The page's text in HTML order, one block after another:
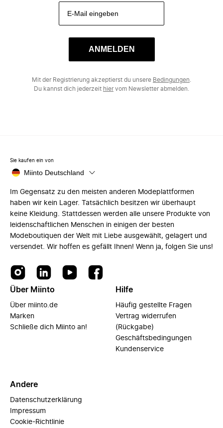
ANMELDEN
Mit der Registrierung akzeptierst du unsere Bedingungen
Du kannst dich jederzeit hiervom Newsletter abmelden.
Sie kaufen ein von
Miinto Deutschland
Im Gegensatz zu den meisten anderen Modeplattformen
haben wir kein Lager. Tatsächlich besitzen wir überhaupt
keine Kleidung. Stattdessen werden alle unsere Produkte von
leidenschaftlichen Menschen in einigen der besten
Modeboutiquen der Welt mit Liebe ausgewählt, gelagert und
versendet. Wir hoffen es gefällt Ihnen! Wenn ja, folgen Sie uns!
Über Miinto
Über miinto.de
Marken
Schließe dich Miinto an!
Hilfe
Häufig gestellte Fragen
Vertrag widerrufen
(Rückgabe)
Geschäftsbedingungen
Kundenservice
Andere
Datenschutzerklärung
Impressum
Cookie-Richtlinie